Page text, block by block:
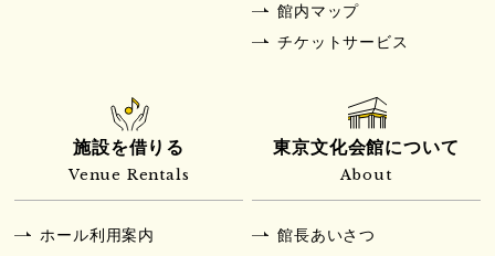
館内マップ
チケットサービス
施設を借りる
Venue Rentals
ホール利用案内
東京文化会館について
About
館長あいさつ